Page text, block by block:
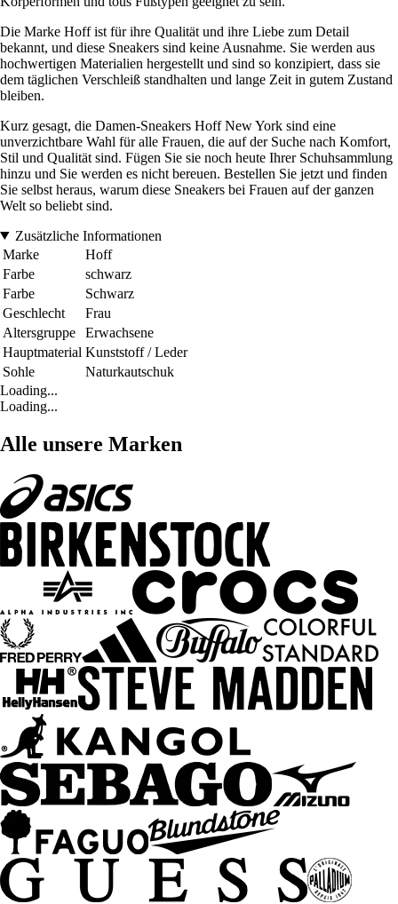
Die Marke Hoff ist für ihre Qualität und ihre Liebe zum Detail
bekannt, und diese Sneakers sind keine Ausnahme. Sie werden aus
hochwertigen Materialien hergestellt und sind so konzipiert, dass sie
dem täglichen Verschleiß standhalten und lange Zeit in gutem Zustand
bleiben.
Kurz gesagt, die Damen-Sneakers Hoff New York sind eine
unverzichtbare Wahl für alle Frauen, die auf der Suche nach Komfort,
Stil und Qualität sind. Fügen Sie sie noch heute Ihrer Schuhsammlung
hinzu und Sie werden es nicht bereuen. Bestellen Sie jetzt und finden
Sie selbst heraus, warum diese Sneakers bei Frauen auf der ganzen
Welt so beliebt sind.
Zusätzliche Informationen
Marke
Hoff
Farbe
schwarz
Farbe
Schwarz
Geschlecht
Frau
Altersgruppe
Erwachsene
Hauptmaterial Kunststoff / Leder
Sohle
Naturkautschuk
Loading...
Loading...
Alle unsere Marken